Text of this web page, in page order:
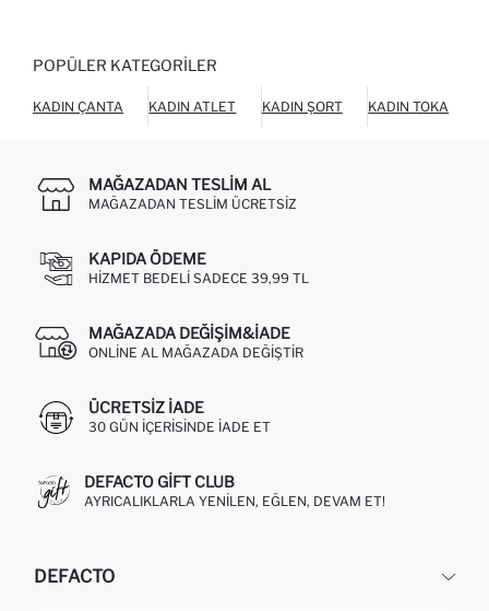
POPÜLER KATEGORILER
KADIN ÇANTA KADIN ATLET KADIN ŞORT KADIN TOKA
MAĞAZADAN TESLIM AL
MAĞAZADAN TESLIM ÜCRETSIZ
KAPIDA ÖDEME
HIZMET BEDELI SADECE 39,99 TL
MAĞAZADA DEĞIŞIM&İADE
ONLINE AL MAĞAZADA DEĞIŞTIR
ÜCRETSIZ IADE
30 GÜN IÇERISINDE IADE ET
DEFACTO GIFT CLUB
AYRICALIKLARLA YENILEN, EĞLEN, DEVAM ET!
DEFACTO